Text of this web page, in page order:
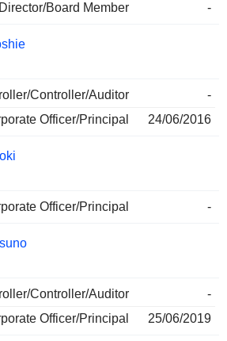
Director/Board Member
-
Controller/Auditor
-
Officer/Principal
24/06/2016
Officer/Principal -
Controller/Auditor
-
Officer/Principal
25/06/2019